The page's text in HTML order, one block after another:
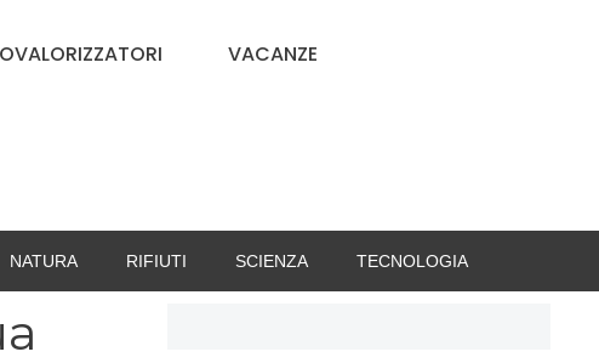
VACANZE
NATURA RIFIUTI SCIENZA TECNOLOGIA